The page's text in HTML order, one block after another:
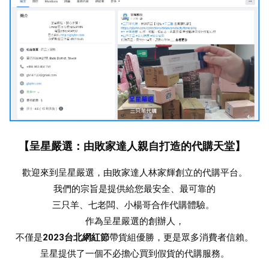
【呈星嚴選：由敗家達人親自打造的代購天堂】
歡迎來到呈星嚴選，由敗家達人林家輝創立的代購平台。
我們的宗旨是提供給您最安全、最可靠的
三只羊、七老闆、小楊哥合作代購體驗。
作為呈星嚴選的創辦人，
不僅是2023台北網紅節帶貨組優勝，更是眾多消費者信賴。
呈星提供了一個不必擔心買到假貨的代購服務。